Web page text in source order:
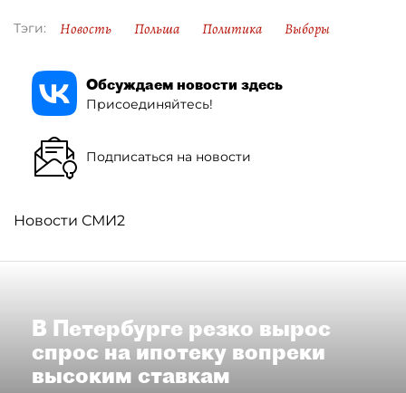
Тэги: Новость Польша Политика Выборы
Обсуждаем новости здесь
Присоединяйтесь!
Подписаться на новости
Новости СМИ2
В Петербурге резко вырос
спрос на ипотеку вопреки
высоким ставкам